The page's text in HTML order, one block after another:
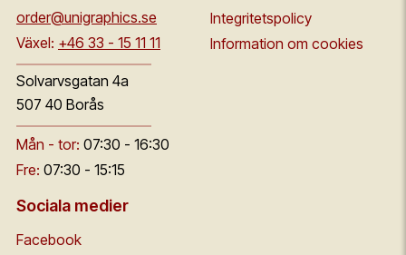
order@unigraphics.se
Växel: +46 33 - 15 11 11
Solvarvsgatan 4a
507 40 Borås
Mån - tor: 07:30 - 16:30
Fre: 07:30 - 15:15
Integritetspolicy
Information om cookies
Sociala medier
Facebook